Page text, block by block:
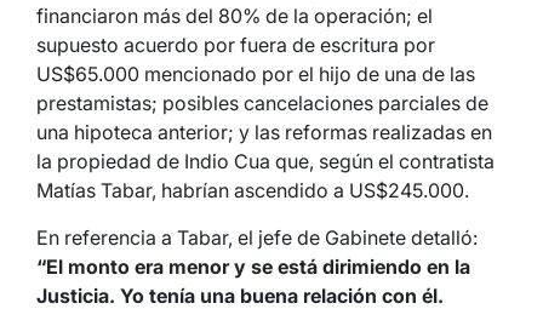
financiaron más del 80% de la operación; el
supuesto acuerdo por fuera de escritura por
US$65.000 mencionado por el hijo de una de las
prestamistas; posibles cancelaciones parciales de
una hipoteca anterior; y las reformas realizadas en
la propiedad de Indio Cua que, según el contratista
Matías Tabar, habrían ascendido a US$245.000.
En referencia a Tabar, el jefe de Gabinete detalló:
“El monto era menor y se está dirimiendo en la
Justicia. Yo tenía una buena relación con él.